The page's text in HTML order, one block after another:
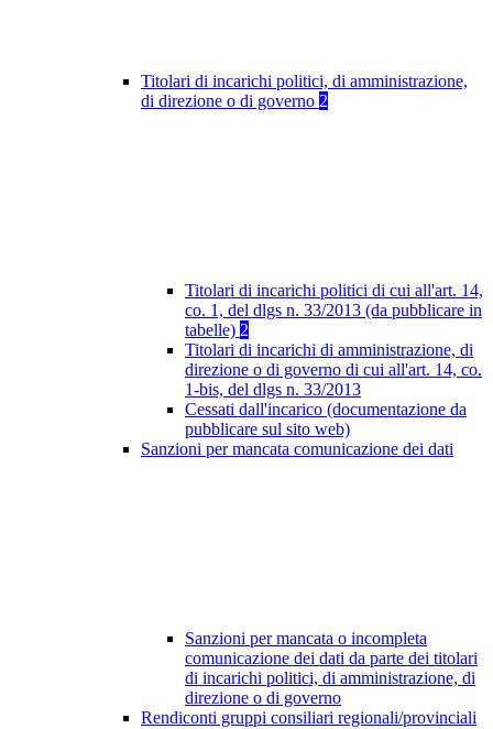
Titolari di incarichi politici, di amministrazione,
di direzione o di governo 2
Titolari di incarichi politici di cui all'art. 14,
co. 1, del dlgs n. 33/2013 (da pubblicare in
tabelle) 2
Titolari di incarichi di amministrazione, di
direzione o di governo di cui all'art. 14, co.
1-bis, del dlgs n. 33/2013
Cessati dall'incarico (documentazione da
pubblicare sul sito web)
Sanzioni per mancata comunicazione dei dati
Sanzioni per mancata o incompleta
comunicazione dei dati da parte dei titolari
di incarichi politici, di amministrazione, di
direzione o di governo
Rendiconti gruppi consiliari regionali/provinciali